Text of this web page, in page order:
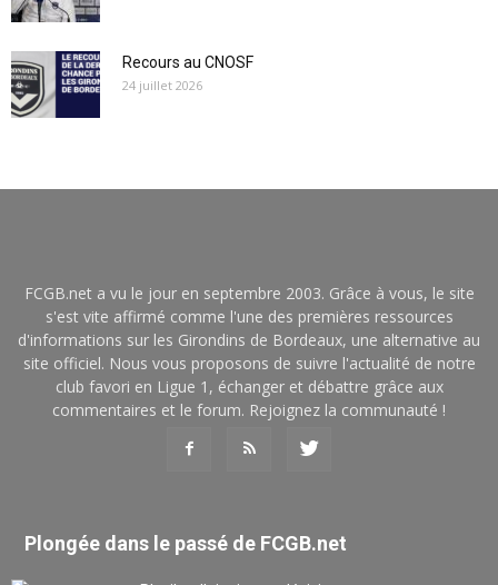
Recours au CNOSF
24 juillet 2026
FCGB.net a vu le jour en septembre 2003. Grâce à vous, le site
s'est vite affirmé comme l'une des premières ressources
d'informations sur les Girondins de Bordeaux, une alternative au
site officiel. Nous vous proposons de suivre l'actualité de notre
club favori en Ligue 1, échanger et débattre grâce aux
commentaires et le forum. Rejoignez la communauté !
Plongée dans le passé de FCGB.net